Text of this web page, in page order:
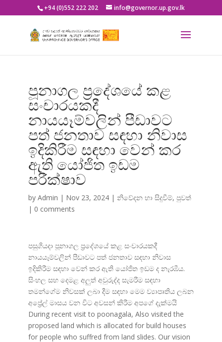
+94 (0)552 222 202 info@governor.up.gov.lk
පූනාගල ප්‍රදේශයේ කළ
සංචාරයකදී
නායයෑම්වලින් පීඩාවට
පත් ජනතාව සඳහා නිවාස
ඉදිකිරීම සඳහා වෙන් කර
ඇති යෝජිත ඉඩම
පරීක්ෂාව
by Admin | Nov 23, 2024| නිවේදන හා සිදුවීම්, පුවත්
| 0 comments
පසුගියදා පූනාගල ප්රදේශයේ කළ සංචාරයකදී
නායයෑම්වලින් පීඩාවට පත් ජනතාව සඳහා නිවාස
ඉදිකිරීම සඳහා වෙන් කර ඇති යෝජිත ඉඩම ද නැරඹීය.
සිංහල සහ දෙමළ අලුත් අවුරුද්ද සැමරීම සඳහා
තමන්ගේම නිවසක් ලබා දීම සඳහා මෙම ව්යාපෘතිය ලබන
අප්රේල් මාසය වන විට අවසන් කිරීම අපගේ දැක්මයි
During recent visit to poonagala, Also visited the
proposed land which is allocated for build houses
for people who suffred from land slides. Our vision